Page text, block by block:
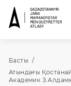
Басты
Атындағы
Академик